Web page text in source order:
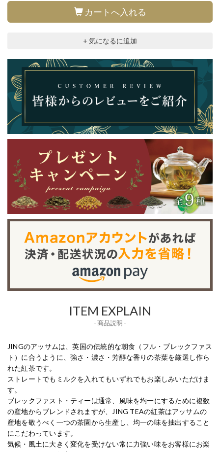
カートへ入れる
+ 気になるに追加
ITEM EXPLAIN
- 商品説明 -
JINGのアッサムは、英国の伝統的な朝食（フル・ブレックファス
ト）に合うように、強さ・濃さ・芳醇な香りの茶葉を厳選し作ら
れた紅茶です。
ストレートでもミルクを入れてもいずれでもお楽しみいただけま
す。
ブレックファスト・ティーは通常、風味を均一にするために複数
の産地からブレンドされますが、JING TEAの紅茶はアッサムの
産地を敬うべく一つの茶園から生産し、均一の味を抽出すること
にこだわっています。
気候・風土に大きく変化を受けない常に力強い味をお客様にお楽